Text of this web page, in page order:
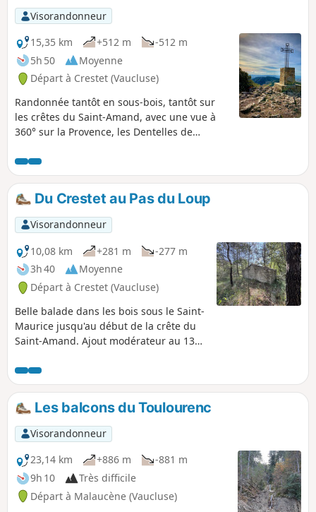
Visorandonneur
15,35 km
+512 m
-512 m
5h 50
Moyenne
Départ à Crestet (Vaucluse)
Randonnée tantôt en sous-bois, tantôt sur
les crêtes du Saint-Amand, avec une vue à
360° sur la Provence, les Dentelles de
parcours est facile sur des sentiers étroits.
En forme de 8, il peut, être écourté pour
ceux qui ne voudraient pas faire les 16 km.
Aussi agréable été comme hiver, alterne
sous-bois et panorama époustouflant.
Du Crestet au Pas du Loup
Visorandonneur
10,08 km
+281 m
-277 m
3h 40
Moyenne
Départ à Crestet (Vaucluse)
Belle balade dans les bois sous le Saint-
Maurice jusqu'au début de la crête du
Saint-Amand. Ajout modérateur au 13
randonnée, voir les avis.
Les balcons du Toulourenc
Visorandonneur
23,14 km
+886 m
-881 m
9h 10
Très difficile
Départ à Malaucène (Vaucluse)